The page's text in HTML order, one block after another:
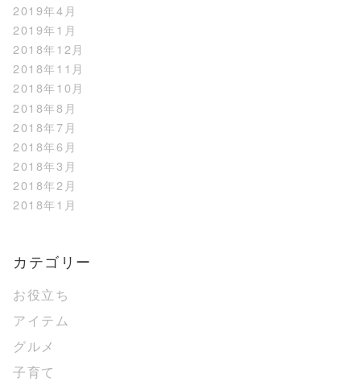
2019年4月
2019年1月
2018年12月
2018年11月
2018年10月
2018年8月
2018年7月
2018年6月
2018年3月
2018年2月
2018年1月
カテゴリー
お役立ち
アイテム
グルメ
子育て